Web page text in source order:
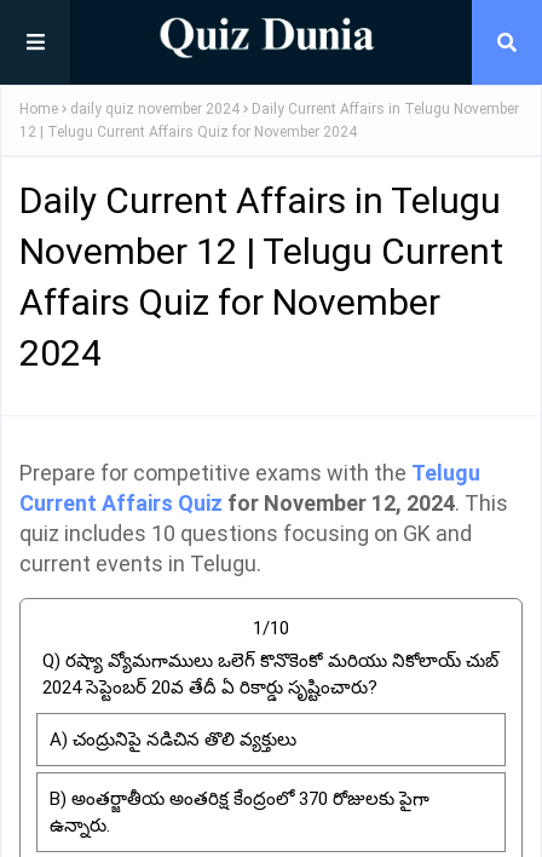
Home daily quiz november 2024
Daily Current Affairs in Telugu November
12 | Telugu Current Affairs Quiz for November 2024
Daily Current Affairs in Telugu
November 12 | Telugu Current
Affairs Quiz for November
2024
Prepare for competitive exams with the Telugu
Current Affairs Quiz for November 12, 2024. This
quiz includes 10 questions focusing on GK and
current events in Telugu.
1/10
Q) రష్యా వ్యోమగాములు ఒలెగ్ కొనొకెంకో మరియు నికోలాయ్ చుబ్
2024 సెప్టెంబర్ 20వ తేదీ ఏ రికార్డు సృష్టించారు?
A) చంద్రునిపై నడిచిన తొలి వ్యక్తులు
B) అంతర్జాతీయ అంతరిక్ష కేంద్రంలో 370 రోజులకు పైగా
ఉన్నారు.